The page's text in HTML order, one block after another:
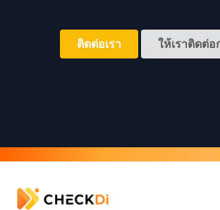
ติดต่อเรา ให้เราติดต่อ